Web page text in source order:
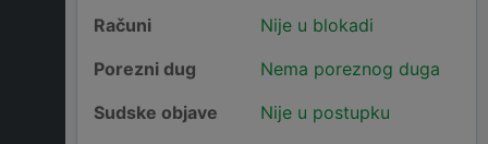
Računi
Nije u blokadi
Porezni dug
Nema poreznog duga
Sudske objave
Nije u postupku